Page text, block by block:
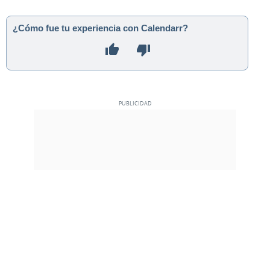
¿Cómo fue tu experiencia con Calendarr?